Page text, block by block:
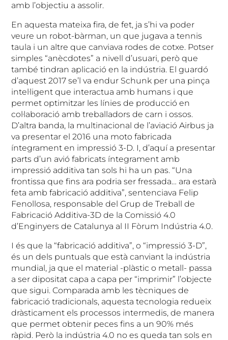
amb l’objectiu a assolir.
En aquesta mateixa fira, de fet, ja s’hi va poder
veure un robot-bàrman, un que jugava a tennis
taula i un altre que canviava rodes de cotxe. Potser
simples “anècdotes” a nivell d’usuari, però que
també tindran aplicació en la indústria. El guardó
d’aquest 2017 se’l va endur Schunk per una pinça
intel·ligent que interactua amb humans i que
permet optimitzar les línies de producció en
col·laboració amb treballadors de carn i ossos.
D’altra banda, la multinacional de l’aviació Airbus ja
va presentar el 2016 una moto fabricada
íntegrament en impressió 3-D. I, d’aquí a presentar
parts d’un avió fabricats íntegrament amb
impressió additiva tan sols hi ha un pas. “Una
frontissa que fins ara podria ser fressada… ara estarà
feta amb fabricació additiva”, sentenciava Felip
Fenollosa, responsable del Grup de Treball de
Fabricació Additiva-3D de la Comissió 4.0
d’Enginyers de Catalunya al II Fòrum Indústria 4.0.
I és que la “fabricació additiva”, o “impressió 3-D”,
és un dels puntuals que està canviant la indústria
mundial, ja que el material -plàstic o metall- passa
a ser dipositat capa a capa per “imprimir” l’objecte
que sigui. Comparada amb les tècniques de
fabricació tradicionals, aquesta tecnologia redueix
dràsticament els processos intermedis, de manera
que permet obtenir peces fins a un 90% més
ràpid. Però la indústria 4.0 no es queda tan sols en